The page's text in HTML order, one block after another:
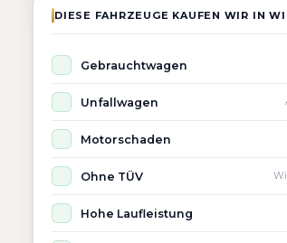
DIESE FAHRZEUGE KAUFEN WIR IN
Gebrauchtwagen
Unfallwagen
Motorschaden
Ohne TÜV
Hohe Laufleistung